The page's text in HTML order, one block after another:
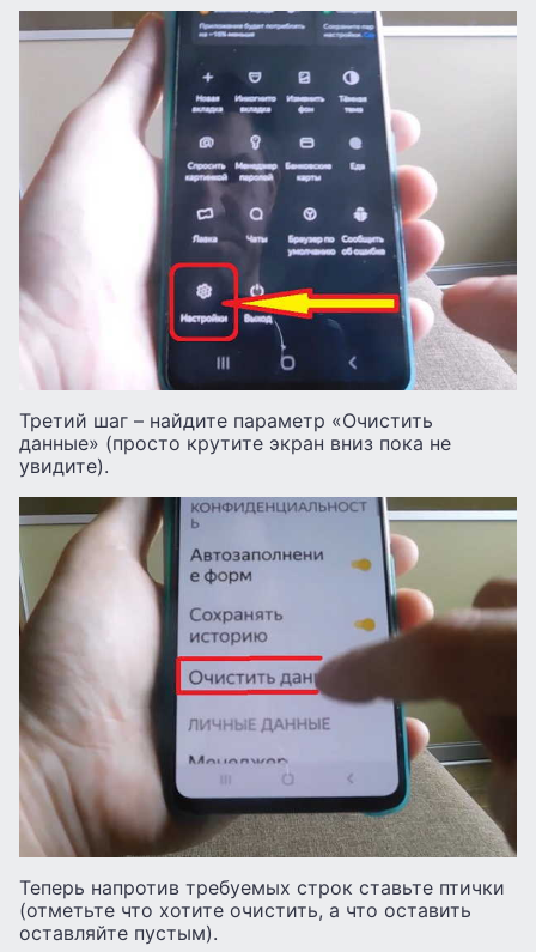
Третий шаг – найдите параметр «Очистить
данные» (просто крутите экран вниз пока не
увидите).
Теперь напротив требуемых строк ставьте птички
(отметьте что хотите очистить, а что оставить
оставляйте пустым).